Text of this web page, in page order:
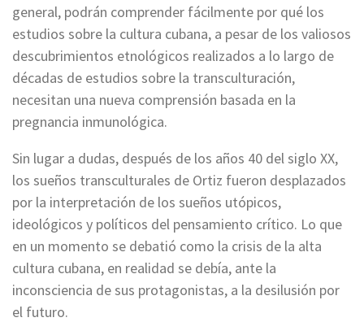
general, podrán comprender fácilmente por qué los
estudios sobre la cultura cubana, a pesar de los valiosos
descubrimientos etnológicos realizados a lo largo de
décadas de estudios sobre la transculturación,
necesitan una nueva comprensión basada en la
pregnancia inmunológica.
Sin lugar a dudas, después de los años 40 del siglo XX,
los sueños transculturales de Ortiz fueron desplazados
por la interpretación de los sueños utópicos,
ideológicos y políticos del pensamiento crítico. Lo que
en un momento se debatió como la crisis de la alta
cultura cubana, en realidad se debía, ante la
inconsciencia de sus protagonistas, a la desilusión por
el futuro.